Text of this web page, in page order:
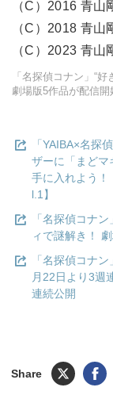
（C）2016 青
（C）2018 青
（C）2023 青
「名探偵コナン」“
劇場版5作品が配信開
「YAIBA×名探
ザーに「まどマ
手に入れよう！
l.1】
「名探偵コナ
ィで謎解き！
「名探偵コナ
月22日より3週
連続公開